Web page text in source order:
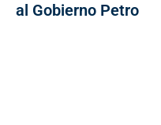
al Gobierno Petro